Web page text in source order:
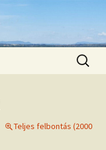
Teljes felbontás (2000